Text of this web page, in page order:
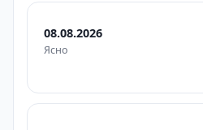
08.08.2026
Ясно